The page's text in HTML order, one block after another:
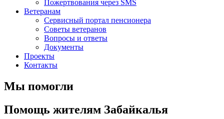
Пожертвования через SMS
Ветеранам
Сервисный портал пенсионера
Советы ветеранов
Вопросы и ответы
Документы
Проекты
Контакты
Мы помогли
Помощь жителям Забайкалья